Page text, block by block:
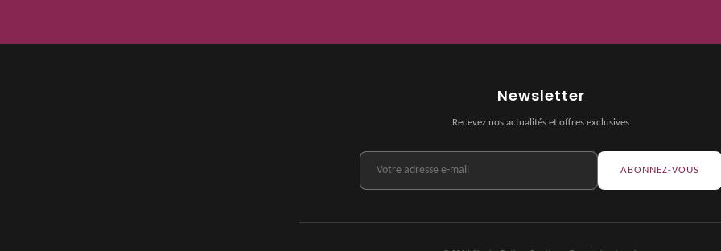
Newsletter
Recevez nos actualités et offres exclusives
ABONNEZ-VOUS